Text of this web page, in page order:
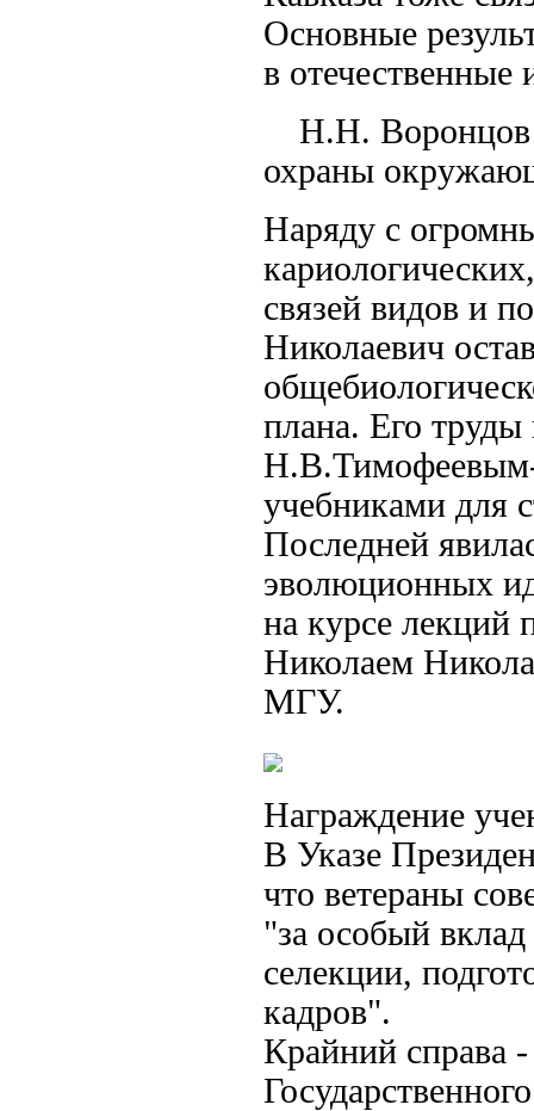
Основные
в
Н.Н. Воронцов
охраны
Наряду с
связей видов и
Николаевич
плана. Его труды
учебниками для
Последней
эволюционных
на курсе лекций
Николаем
МГУ.
Награждение
В Указе
что ветераны
"за особый вклад
селекции,
кадров".
Крайний справа